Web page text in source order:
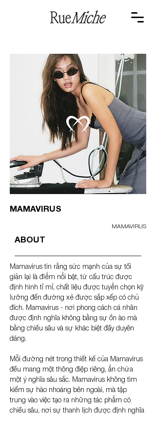
MAMAVIRUS
MAMAVIRUS
ABOUT
Mamavirus tin rằng sức mạnh của sự tối
giản lại là điểm nổi bật, từ cấu trúc được
định hình tỉ mỉ, chất liệu được tuyển chọn kỹ
lưỡng đến đường xẻ được sắp xếp có chủ
đích. Mamavirus - nơi phong cách cá nhân
được định nghĩa không bằng sự ồn ào mà
bằng chiều sâu và sự khác biệt đầy duyên
dáng.
Mỗi đường nét trong thiết kế của Mamavirus
đều mang một thông điệp riêng, ẩn chứa
một ý nghĩa sâu sắc. Mamavirus không tìm
kiếm sự hào nhoáng bên ngoài, mà tập
trung vào việc tạo ra những tác phẩm có
chiều sâu, nơi sự thanh lịch được định nghĩa